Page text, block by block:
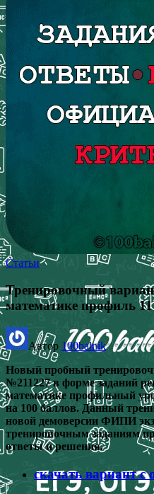
Статьи
Тренировочный
математике профиль
Автор 100balnik
Новый пробный
№211227 в форме заданий
математике профильный
на 100 баллов. Данный
новой демоверсии ФИПИ
тренировочным заданиям
ответы и решения.
скачать вариант с